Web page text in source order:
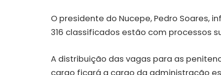
O presidente do Nucepe, Pedro Soares,
316 classificados estão com processos
A distribuição das vagas para as
cargo ficará a cargo da administração